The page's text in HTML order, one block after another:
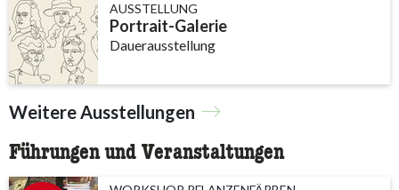
AUSSTELLUNG
Portrait-Galerie
Dauerausstellung
Weitere Ausstellungen
Führungen und Veranstaltungen